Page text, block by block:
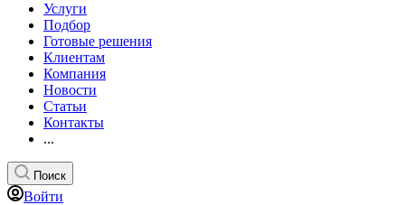
Услуги
Подбор
Готовые решения
Клиентам
Компания
Новости
Статьи
Контакты
...
Поиск
Войти